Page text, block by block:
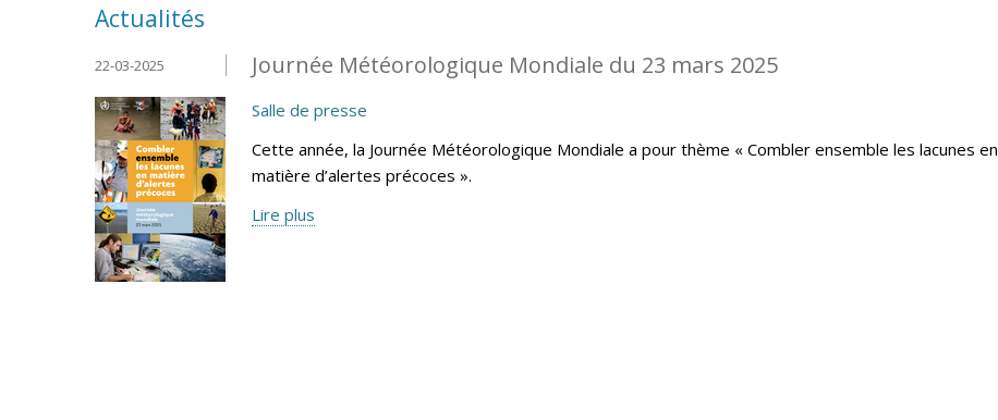
Actualités
Journée Météorologique Mondiale du 23 mars 2025
22-03-2025
Salle de presse
Cette année, la Journée Météorologique Mondiale a pour thème « Combler ensemble les lacunes en
matière d’alertes précoces ».
Lire plus